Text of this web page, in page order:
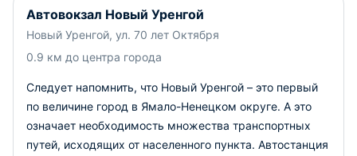
Автовокзал Новый Уренгой
Новый Уренгой, ул. 70 лет Октября
0.9 км до центра города
Следует напомнить, что Новый Уренгой – это первый
по величине город в Ямало-Ненецком округе. А это
означает необходимость множества транспортных
путей, исходящих от населенного пункта. Автостанция